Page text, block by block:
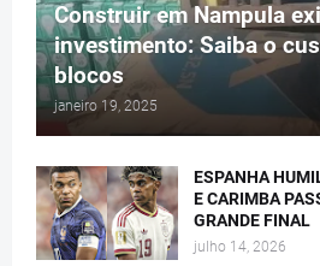
Construir em Nampula
investimento: Saiba o
blocos
janeiro 19, 2025
ESPANHA
E CARIMBA
GRANDE FINAL
julho 14, 2026